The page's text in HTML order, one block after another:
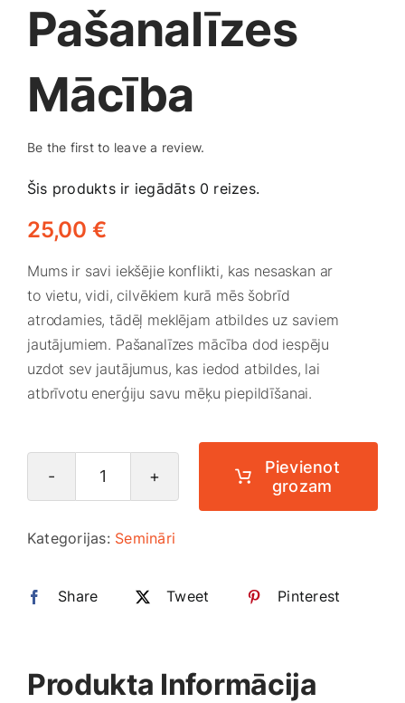
Mēbeles un interjers
Medicīnas preces
Mobilie telefoni, planšetdatori
Pārtikas preces
Preces birojam
Preces pieaugušajiem
Rotaļlietas, bērnu preces
Zoo preces
Pašanalīzes
Mācība
Be the first to leave a review.
Šis produkts ir iegādāts 0 reizes.
25,00 €
Mums ir savi iekšējie konflikti, kas nesaskan ar
to vietu, vidi, cilvēkiem kurā mēs šobrīd
atrodamies, tādēļ meklējam atbildes uz saviem
jautājumiem. Pašanalīzes mācība dod iespēju
uzdot sev jautājumus, kas iedod atbildes, lai
atbrīvotu enerģiju savu mēķu piepildīšanai.
Pašanalīzes
daudzums
Pievienot
grozam
Kategorijas: Semināri
Share Tweet Pinterest
Produkta Informācija